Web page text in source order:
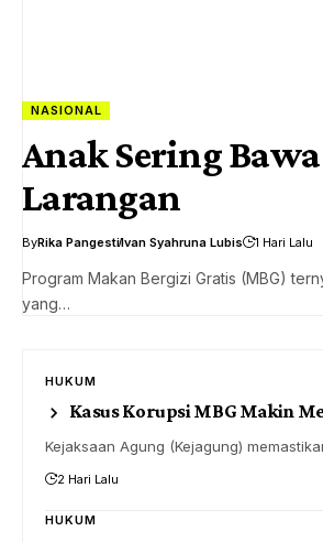
NASIONAL
Anak Sering
Larangan
ByRika PangestiIvan Syahruna Lubis 1 Hari Lalu
Program Makan Bergizi Gratis (MBG)
yang…
HUKUM
Kasus Korupsi MBG Makin
Kejaksaan Agung (Kejagung)
2 Hari Lalu
HUKUM